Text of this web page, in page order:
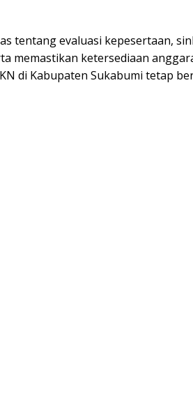
tentang evaluasi kepesertaan,
memastikan ketersediaan
di Kabupaten Sukabumi tetap